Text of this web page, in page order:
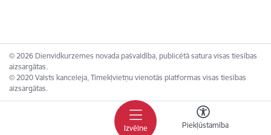
Izvēlne Piekļūstamība
© 2026 Dienvidkurzemes novada pašvaldība, publicētā satura visas tiesības
aizsargātas.
© 2020 Valsts kanceleja, Tīmekļvietņu vienotās platformas visas tiesības
aizsargātas.